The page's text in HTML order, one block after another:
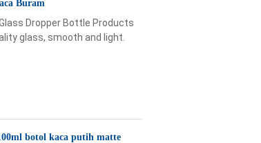
Buram
Dropper Bottle Products
glass, smooth and light.
botol kaca putih matte